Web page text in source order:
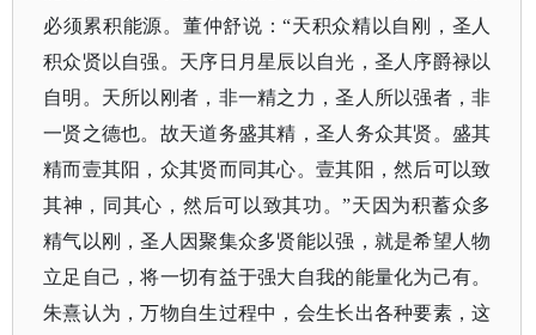
必须累积能源。董仲舒说：“天积众精以自刚，圣人
积众贤以自强。天序日月星辰以自光，圣人序爵禄以
自明。天所以刚者，非一精之力，圣人所以强者，非
一贤之德也。故天道务盛其精，圣人务众其贤。盛其
精而壹其阳，众其贤而同其心。壹其阳，然后可以致
其神，同其心，然后可以致其功。”天因为积蓄众多
精气以刚，圣人因聚集众多贤能以强，就是希望人物
立足自己，将一切有益于强大自我的能量化为己有。
朱熹认为，万物自生过程中，会生长出各种要素，这